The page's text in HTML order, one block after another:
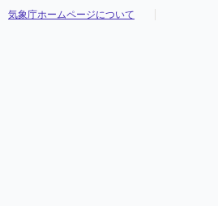
気象庁ホームページについて